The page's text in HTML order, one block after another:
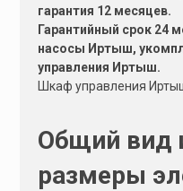
гарантия 12 месяцев.
Гарантийный срок 24
насосы Иртыш,
управления Иртыш.
Шкаф управления
Общий вид
размеры